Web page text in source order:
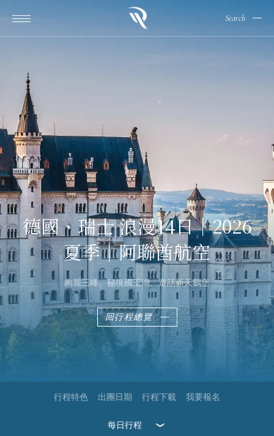
Search
德國、瑞士 浪漫14日｜2026
夏季｜阿聯酋航空
絢麗三峰、秘境國王湖、童話新天鵝堡
回行程總覽
行程特色 出團日期 行程下載 我要報名
每日行程